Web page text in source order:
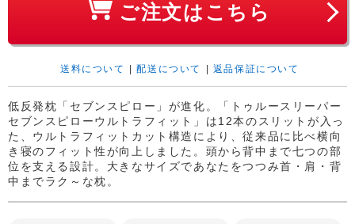
ご注文はこちら
送料について |配送について 返品保証について
低反発枕「セブンスピロー」が進化。「トゥルースリーパー
セブンスピローウルトラフィット」は12本のスリットが入っ
た、ウルトラフィットカット構造により、従来品に比べ横向
き寝のフィット性が向上しました。頭から背中まで七つの部
位を支える設計。大きなサイズであなたをつつみ首・肩・背
中までラク～な枕。